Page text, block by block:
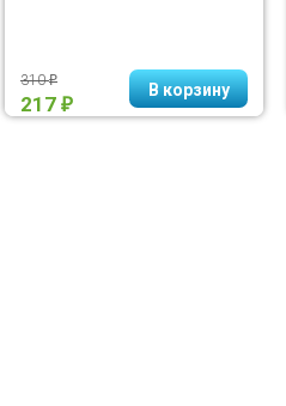
310₽
217 ₽